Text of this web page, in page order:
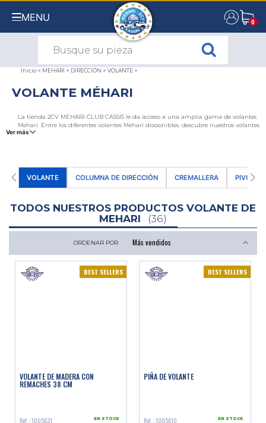
MENU 0
0
Inicio > MEHARI > DIRECCIÓN > VOLANTE >
VOLANTE MÉHARI
La tienda 2CV MEHARI CLUB CASSIS le da acceso a una amplia gama de volantes
Mehari. Entre los diferentes volantes Mehari disponibles, descubre nuestros volantes
Mehari de madera con remaches, nuestros volantes con brazos cromados, nuestros
volantes. Elegantes o deportivo, estos volantes le permiten personalizar su Citroën
Mehari. También encontrará nuestra gama de accesorios y piezas complementarias
para los volantes Mehari: piñas de volante, forros de volante y pomos de palanca de
Ver más
VOLANTE COLUMNA DE DIRECCIÓN CREMALLERA PIVOTE
TODOS NUESTROS PRODUCTOS VOLANTE DE
MEHARI
(36)
ORDENAR POR
BEST SELLERS
VOLANTE DE MADERA CON
REMACHES 38 CM
Ref. : 1005631 EN STOCK
BEST SELLERS
PIÑA DE VOLANTE
Ref. : 1005610 EN STOCK